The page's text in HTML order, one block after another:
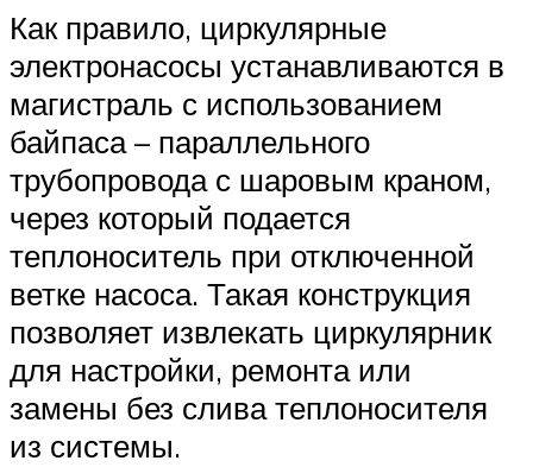
Как правило, циркулярные
электронасосы устанавливаются в
магистраль с использованием
байпаса – параллельного
трубопровода с шаровым краном,
через который подается
теплоноситель при отключенной
ветке насоса. Такая конструкция
позволяет извлекать циркулярник
для настройки, ремонта или
замены без слива теплоносителя
из системы.